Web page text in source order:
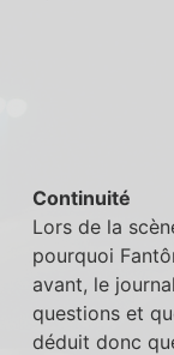
Continuité
Lors de la
pourquoi
avant, le
questions et
déduit donc